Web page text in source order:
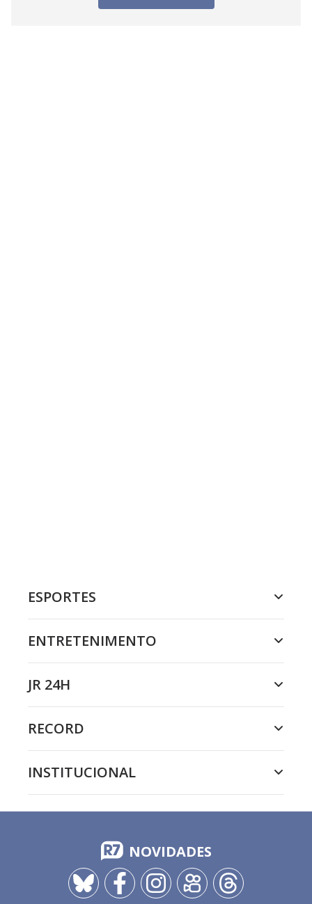
ESPORTES
ENTRETENIMENTO
JR 24H
RECORD
INSTITUCIONAL
NOVIDADES